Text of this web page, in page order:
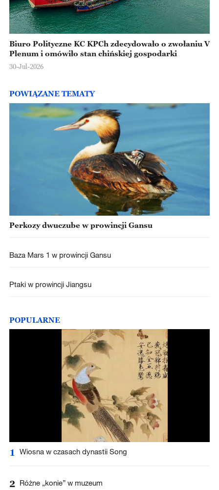
Biuro Polityczne KC KPCh zdecydowało o zwołaniu V
Plenum i omówiło stan chińskiej gospodarki
30-Jul-2026
POWIĄZANE TEMATY
Perkozy dwuczube w prowincji Gansu
Baza Mars 1 w prowincji Gansu
Ptaki w prowincji Jiangsu
POPULARNE
1 Wiosna w czasach dynastii Song
2 Różne „konie” w muzeum